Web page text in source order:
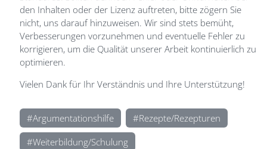
den Inhalten oder der Lizenz auftreten, bitte zögern Sie
nicht, uns darauf hinzuweisen. Wir sind stets bemüht,
Verbesserungen vorzunehmen und eventuelle Fehler zu
korrigieren, um die Qualität unserer Arbeit kontinuierlich zu
optimieren.
Vielen Dank für Ihr Verständnis und Ihre Unterstützung!
Argumentationshilfe
Rezepte/Rezepturen
Weiterbildung/Schulung